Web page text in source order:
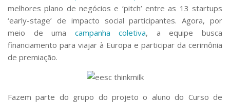
Centros, Núcleos e Projetos em Rede
Pós-doutorado
Iniciação Científica
Transferência de Tecnologia
Empresas Juniores
Extensão à Comunidade
Projetos, Programas e Cursos
Museus e Espaços Interativos
melhores plano de negócios e ‘pitch’ entre as 13 startups
‘early-stage’ de impacto social participantes. Agora, por
meio de uma campanha coletiva, a equipe busca
financiamento para viajar à Europa e participar da cerimônia
de premiação.
Fazem parte do grupo do projeto o aluno do Curso de